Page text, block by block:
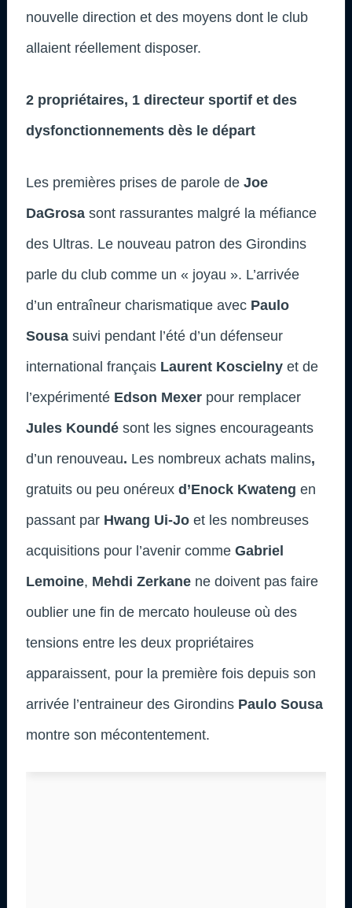
nouvelle direction et des moyens dont le club
allaient réellement disposer.
2 propriétaires, 1 directeur sportif et des
dysfonctionnements dès le départ
Les premières prises de parole de Joe
DaGrosa sont rassurantes malgré la méfiance
des Ultras. Le nouveau patron des Girondins
parle du club comme un « joyau ». L’arrivée
d’un entraîneur charismatique avec Paulo
Sousa suivi pendant l’été d’un défenseur
international français Laurent Koscielny et de
l’expérimenté Edson Mexer pour remplacer
Jules Koundé sont les signes encourageants
d’un renouveau. Les nombreux achats malins,
gratuits ou peu onéreux d’Enock Kwateng en
passant par Hwang Ui-Jo et les nombreuses
acquisitions pour l’avenir comme Gabriel
Lemoine, Mehdi Zerkane ne doivent pas faire
oublier une fin de mercato houleuse où des
tensions entre les deux propriétaires
apparaissent, pour la première fois depuis son
arrivée l’entraineur des Girondins Paulo Sousa
montre son mécontentement.